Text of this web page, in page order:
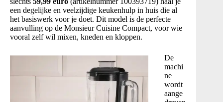
een degelijke en veelzijdige keukenhulp in huis die al
het basiswerk voor je doet. Dit model is de perfecte
aanvulling op de Monsieur Cuisine Compact, voor wie
vooral zelf wil mixen, kneden en kloppen.
De
machi
ne
wordt
aange